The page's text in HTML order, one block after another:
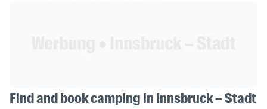
Find and book camping in Innsbruck – Stadt